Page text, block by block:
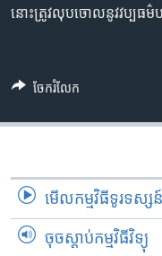
នោះត្រូវលុបចោលនូវវប្បធម៌
ចែករំលែក
មើល​កម្មវិធី​ទូរទស្សន៍
ចុចស្តាប់កម្មវិធីវិទ្យុ